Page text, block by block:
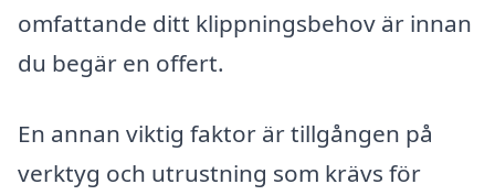
omfattande ditt klippningsbehov är innan
du begär en offert.
En annan viktig faktor är tillgången på
verktyg och utrustning som krävs för